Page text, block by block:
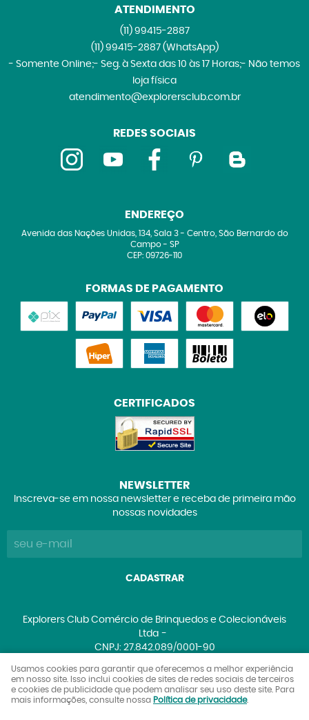
ATENDIMENTO
(11)99415-2887
(11)99415-2887 (WhatsApp)
- Somente Online;- Seg. à Sexta das 10 às 17 Horas;- Não temos
loja física
atendimento@explorersclub.com.br
REDES SOCIAIS
ENDEREÇO
Avenida das Nações Unidas, 134, Sala 3- Centro, São Bernardo do
Campo- SP
CEP: 09726-110
FORMAS DE PAGAMENTO
CERTIFICADOS
NEWSLETTER
Inscreva-se em nossa newsletter e receba de primeira mão
nossas novidades
CADASTRAR
Explorers Club Comércio de Brinquedos e Colecionáveis
Ltda
CNPJ: 27.842.089/0001-90
LOJA VIRTUAL CRIADA POR
Usamos cookies para garantir que oferecemos a melhor experiência
em nosso site. Isso inclui cookies de sites de redes sociais de terceiros
e cookies de publicidade que podem analisar seu uso deste site. Para
mais informações, consulte nossa Política de privacidade.